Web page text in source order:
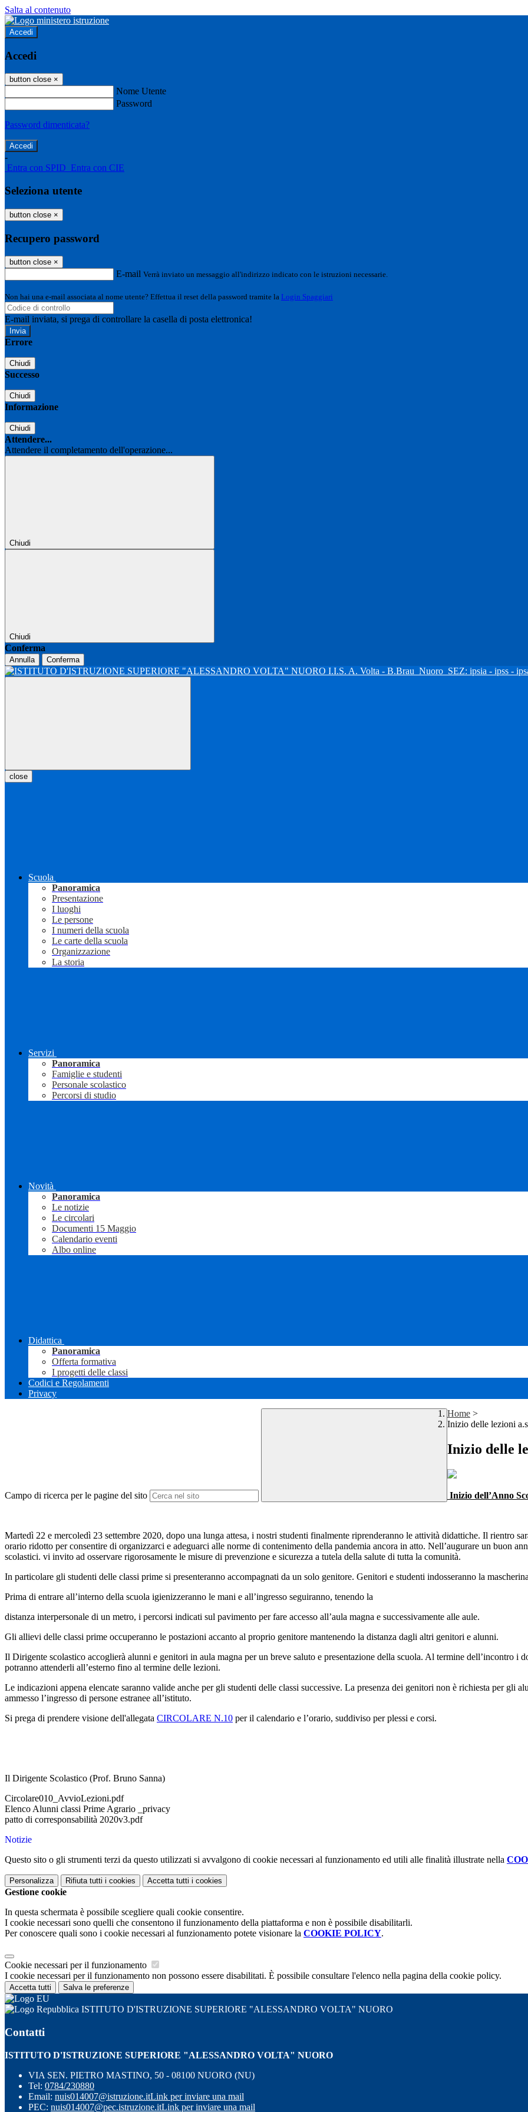
Salta al contenuto
Accedi
Accedi
button close ×
Nome Utente
Password
Password dimenticata?
-
Entra con SPID Entra con CIE
Seleziona utente
button close ×
Recupero password
button close ×
E-mail Verrà inviato un messaggio all'indirizzo indicato con le istruzioni necessarie.
Non hai una e-mail associata al nome utente? Effettua il reset della password tramite la Login Spaggiari
E-mail inviata, si prega di controllare la casella di posta elettronica!
Errore
Chiudi
Successo
Chiudi
Informazione
Chiudi
Attendere...
Attendere il completamento dell'operazione...
Chiudi
Chiudi
Conferma
Annulla Conferma
I.I.S. A. Volta - B.Brau Nuoro SEZ: ipsia - ipss -
close
Scuola
Panoramica
Presentazione
I luoghi
Le persone
I numeri della scuola
Le carte della scuola
Organizzazione
La storia
Servizi
Panoramica
Famiglie e studenti
Personale scolastico
Percorsi di studio
Novità
Panoramica
Le notizie
Le circolari
Documenti 15 Maggio
Calendario eventi
Albo online
Didattica
Panoramica
Offerta formativa
I progetti delle classi
Codici e Regolamenti
Privacy
Campo di ricerca per le pagine del sito
Home >
Inizio delle lezioni
Inizio delle
Inizio dell’Anno
Martedì 22 e mercoledì 23 settembre 2020, dopo una lunga attesa, i nostri studenti finalmente riprenderanno le attività didattiche. Il rientro
orario ridotto per consentire di organizzarci e adeguarci alle norme di contenimento della pandemia ancora in atto. Nell’augurare un buon
scolastici. vi invito ad osservare rigorosamente le misure di prevenzione e sicurezza a tutela della salute di tutta la comunità.
In particolare gli studenti delle classi prime si presenteranno accompagnati da un solo genitore. Genitori e studenti indosseranno la mascherina
Prima di entrare all’interno della scuola igienizzeranno le mani e all’ingresso seguiranno, tenendo la
distanza interpersonale di un metro, i percorsi indicati sul pavimento per fare accesso all’aula magna e successivamente alle aule.
Gli allievi delle classi prime occuperanno le postazioni accanto al proprio genitore mantenendo la distanza dagli altri genitori e alunni.
Il Dirigente scolastico accoglierà alunni e genitori in aula magna per un breve saluto e presentazione della scuola. Al termine dell’incontro i
potranno attenderli all’esterno fino al termine delle lezioni.
Le indicazioni appena elencate saranno valide anche per gli studenti delle classi successive. La presenza dei genitori non è richiesta per gli
ammesso l’ingresso di persone estranee all’istituto.
Si prega di prendere visione dell'allegata CIRCOLARE N.10 per il calendario e l’orario, suddiviso per plessi e corsi.
Il Dirigente Scolastico (Prof. Bruno Sanna)
Circolare010_AvvioLezioni.pdf
Elenco Alunni classi Prime Agrario _privacy
patto di corresponsabilità 2020v3.pdf
Notizie
Questo sito o gli strumenti terzi da questo utilizzati si avvalgono di cookie necessari al funzionamento ed utili alle finalità illustrate nella
Personalizza Rifiuta tutti i cookies Accetta tutti i cookies
Gestione cookie
In questa schermata è possibile scegliere quali cookie consentire.
I cookie necessari sono quelli che consentono il funzionamento della piattaforma e non è possibile disabilitarli.
Per conoscere quali sono i cookie necessari al funzionamento potete visionare la COOKIE POLICY.
Cookie necessari per il funzionamento
I cookie necessari per il funzionamento non possono essere disabilitati. È possibile consultare l'elenco nella pagina della cookie policy.
Accetta tutti Salva le preferenze
ISTITUTO D'ISTRUZIONE SUPERIORE "ALESSANDRO VOLTA" NUORO
Contatti
ISTITUTO D'ISTRUZIONE SUPERIORE "ALESSANDRO VOLTA" NUORO
VIA SEN. PIETRO MASTINO, 50 - 08100 NUORO (NU)
Tel: 0784/230880
Email: nuis014007@istruzione.itLink per inviare una mail
PEC: nuis014007@pec.istruzione.itLink per inviare una mail